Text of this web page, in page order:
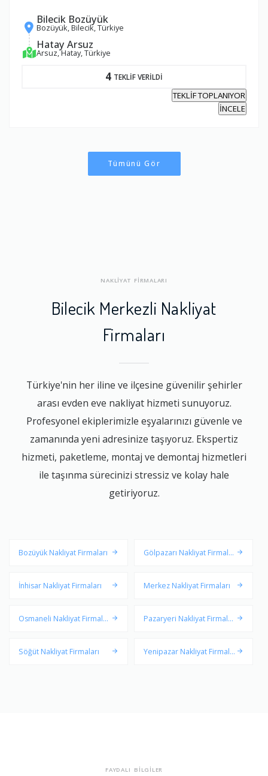
Bilecik Bozüyük
Bozüyük, Bilecik, Türkiye
Hatay Arsuz
Arsuz, Hatay, Türkiye
4 TEKLİF VERİLDİ
TEKLİF TOPLANIYOR
İNCELE
Tümünü Gör
NAKLİYAT FİRMALARI
Bilecik Merkezli Nakliyat
Firmaları
Türkiye'nin her iline ve ilçesine güvenilir şehirler
arası evden eve nakliyat hizmeti sunuyoruz.
Profesyonel ekiplerimizle eşyalarınızı güvenle ve
zamanında yeni adresinize taşıyoruz. Ekspertiz
hizmeti, paketleme, montaj ve demontaj hizmetleri
ile taşınma sürecinizi stressiz ve kolay hale
getiriyoruz.
Bozüyük Nakliyat Firmaları
Gölpazarı Nakliyat Firmalar
İnhisar Nakliyat Firmaları
Merkez Nakliyat Firmaları
Osmaneli Nakliyat Firmalar
Pazaryeri Nakliyat Firmalar
Söğüt Nakliyat Firmaları
Yenipazar Nakliyat Firmala
FAYDALI BİLGİLER